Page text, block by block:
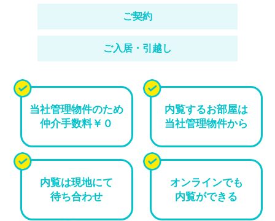
ご契約
ご入居・引越し
当社管理物件のため
仲介手数料￥０
内覧するお部屋は
当社管理物件から
内覧は現地にて
待ち合わせ
オンラインでも
内覧ができる